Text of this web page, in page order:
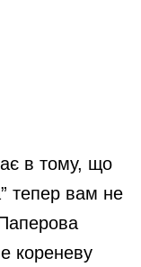
в тому, що
тепер вам не
кореневу